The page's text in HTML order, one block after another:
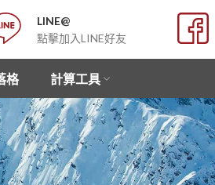
LINE@
點擊加入LINE好友
格 計算工具